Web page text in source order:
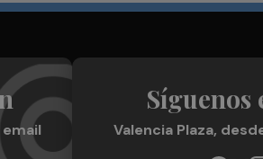
Síguenos
Valencia Plaza,